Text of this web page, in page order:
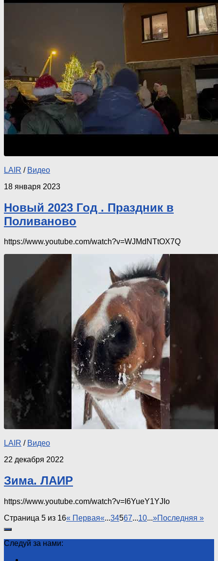
LAIR / Видео
18 января 2023
Новый 2023 Год . Праздник в
Поливаново
https://www.youtube.com/watch?v=WJMdNTtOX7Q
LAIR / Видео
22 декабря 2022
Зима. ЛАИР
https://www.youtube.com/watch?v=I6YueY1YJIo
Страница 5 из 16« Первая«...34567...10...»Последняя »
Следуй за нами: